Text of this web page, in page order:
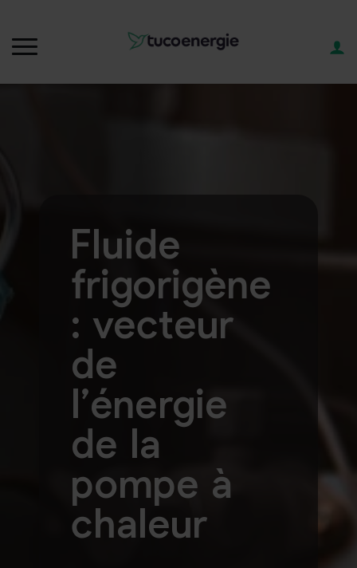
Fluide
frigorigène
: vecteur
de
l’énergie
de la
pompe à
chaleur